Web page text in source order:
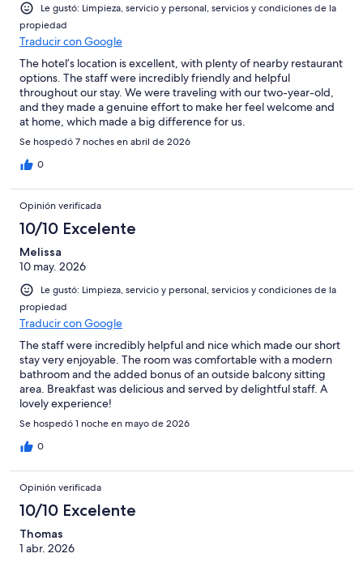
Le gustó: Limpieza, servicio y personal, servicios y condiciones de la
propiedad
Traducir con Google
The hotel’s location is excellent, with plenty of nearby restaurant
options. The staff were incredibly friendly and helpful
throughout our stay. We were traveling with our two-year-old,
and they made a genuine effort to make her feel welcome and
at home, which made a big difference for us.
Se hospedó 7 noches en abril de 2026
0
Opinión verificada
10/10 Excelente
Melissa
10 may. 2026
Le gustó: Limpieza, servicio y personal, servicios y condiciones de la
propiedad
Traducir con Google
The staff were incredibly helpful and nice which made our short
stay very enjoyable. The room was comfortable with a modern
bathroom and the added bonus of an outside balcony sitting
area. Breakfast was delicious and served by delightful staff. A
lovely experience!
Se hospedó 1 noche en mayo de 2026
0
Opinión verificada
10/10 Excelente
Thomas
1 abr. 2026